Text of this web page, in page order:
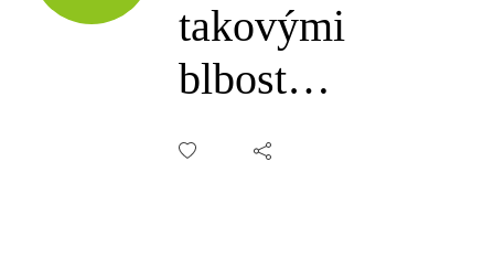
takovými
blbostmi
se nikdy